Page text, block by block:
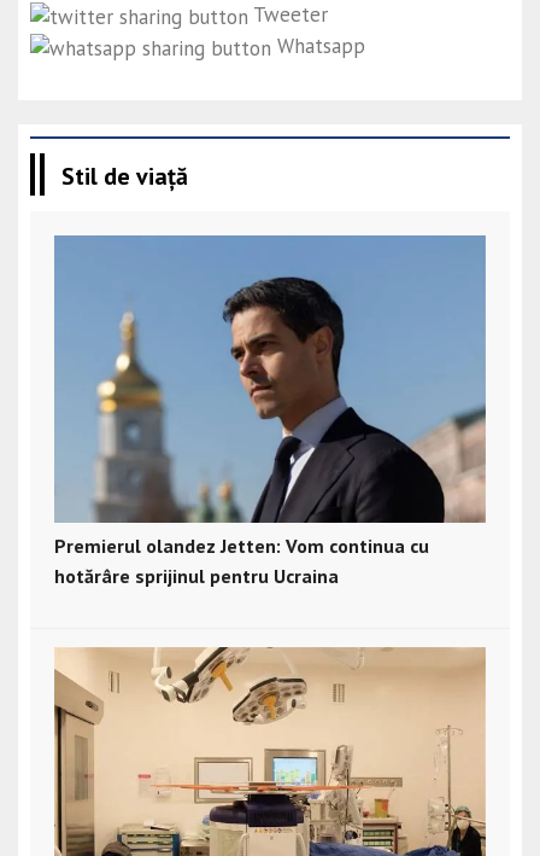
Tweeter
Whatsapp
Stil de viață
Premierul olandez Jetten: Vom continua cu
hotărâre sprijinul pentru Ucraina